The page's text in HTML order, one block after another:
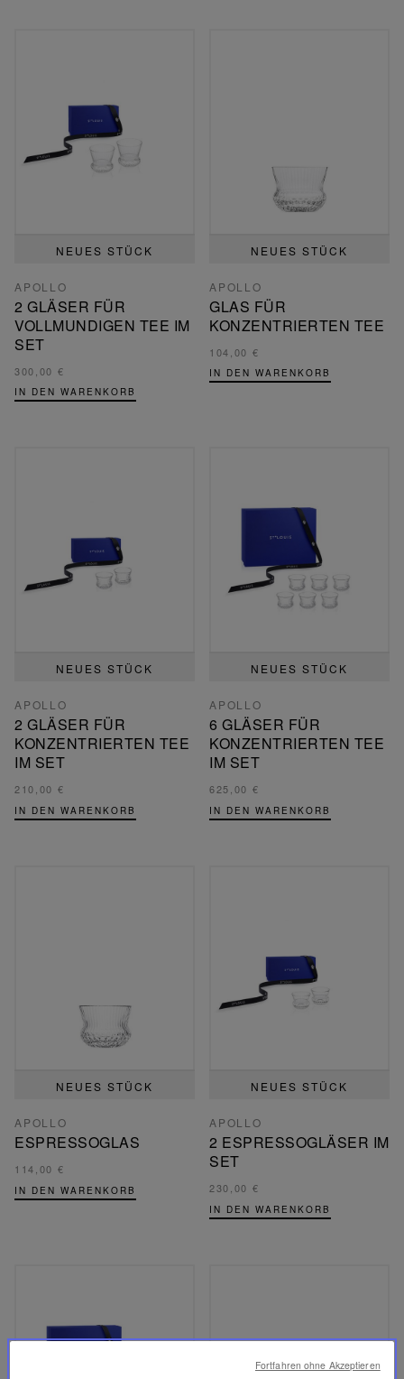
NEUES STÜCK
APOLLO
2 GLÄSER FÜR
VOLLMUNDIGEN TEE IM
SET
300,00 €
IN DEN WARENKORB
NEUES STÜCK
APOLLO
GLAS FÜR
KONZENTRIERTEN TEE
104,00 €
IN DEN WARENKORB
NEUES STÜCK
APOLLO
2 GLÄSER FÜR
KONZENTRIERTEN TEE
IM SET
210,00 €
IN DEN WARENKORB
NEUES STÜCK
APOLLO
6 GLÄSER FÜR
KONZENTRIERTEN TEE
IM SET
625,00 €
IN DEN WARENKORB
NEUES STÜCK
APOLLO
ESPRESSOGLAS
114,00 €
IN DEN WARENKORB
NEUES STÜCK
APOLLO
2 ESPRESSOGLÄSER IM
SET
230,00 €
IN DEN WARENKORB
Fortfahren ohne Akzeptieren